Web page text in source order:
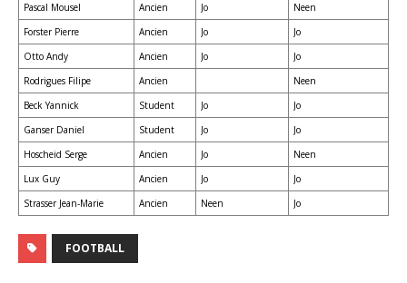
Pascal Mousel
Ancien Jo
Neen
Forster Pierre
Ancien Jo
Jo
Otto Andy
Ancien Jo
Jo
Rodrigues Filipe
Ancien
Neen
Beck Yannick
Student Jo
Jo
Ganser Daniel
Student Jo
Jo
Hoscheid Serge
Ancien Jo
Neen
Lux Guy
Ancien Jo
Jo
Strasser Jean-Marie
Ancien Neen Jo
FOOTBALL